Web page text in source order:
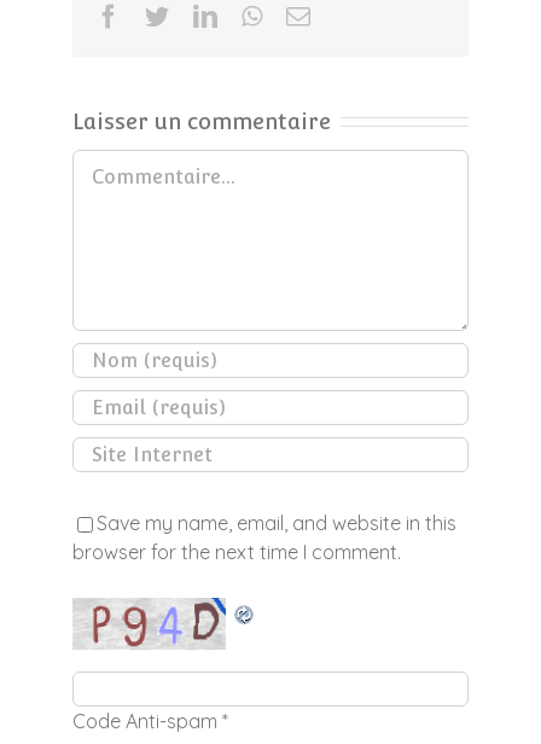
Facebook
TwitterLinkedInWhatsApp
Email
Laisser un commentaire
Commentaire
Save my name, email, and website in this
browser for the next time I comment.
Code Anti-spam *